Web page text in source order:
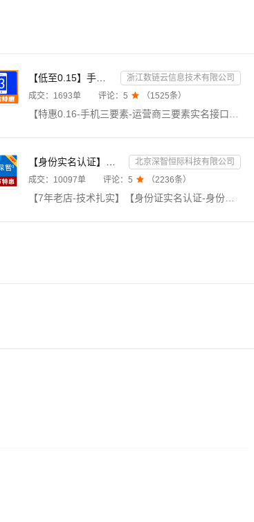
【低至0.15】手机三要素-手机三要素认证-手机三要素实名认证-运营商三要素认证-实名认证-三要素接口api-...
浙江数链云信息技术有限公司
成交： 1693单 评论： 5  （1525条）
【特惠0.16-手机三要素-运营商三要素实名接口-三要素数据api-支持四网合一】★输入姓名、身份证号码、手机号码，验证三要素信息是否一致，返回验证结果。现已更新支持四网运营商（移动，电信，联通，广电）。直连运营商官方渠道，实时精准核验，拒绝缓存，支持高并发。24h不间断运维，专业技术支持在线服务。目前已服务国内多家知名企事业单位。
【身份实名认证】身份证二要素核验-身份证实名认证-身份证二要素-身份证实名-身份证实名认证-身份实名认证
北京深智恒际科技有限公司
成交： 10097单 评论： 5  （2236条）
【7年老店-技术扎实】【身份证实名认证-身份证二要素】【免费赠送OCR产品】【精品API提供精品服务】身份实名认证二要素接口是根据核对姓名和身份证号码是否一致，进而核验个人身份真伪。身份实名认证-身份证-身份实名认证核验-身份实名认证-实名认证-身份证实名认证查询-身份实名认证-中国港澳台身份实名认证-身份实名认证查询-身份证认证-身份证实名】【有问题随时联系客服，及时响应】